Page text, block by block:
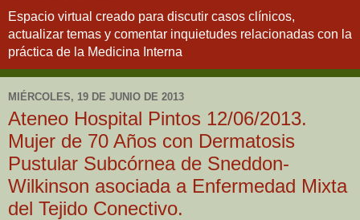
Espacio virtual creado para discutir casos clínicos,
actualizar temas y comentar inquietudes relacionadas con la
práctica de la Medicina Interna
MIÉRCOLES, 19 DE JUNIO DE 2013
Ateneo Hospital Pintos 12/06/2013.
Mujer de 70 Años con Dermatosis
Pustular Subcórnea de Sneddon-
Wilkinson asociada a Enfermedad Mixta
del Tejido Conectivo.